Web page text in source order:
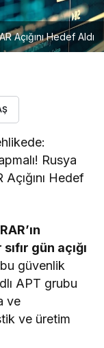
Açığını Hedef Aldı
Rusya
Hedef
gün açığı
güvenlik
APT grubu
ve
ve üretim